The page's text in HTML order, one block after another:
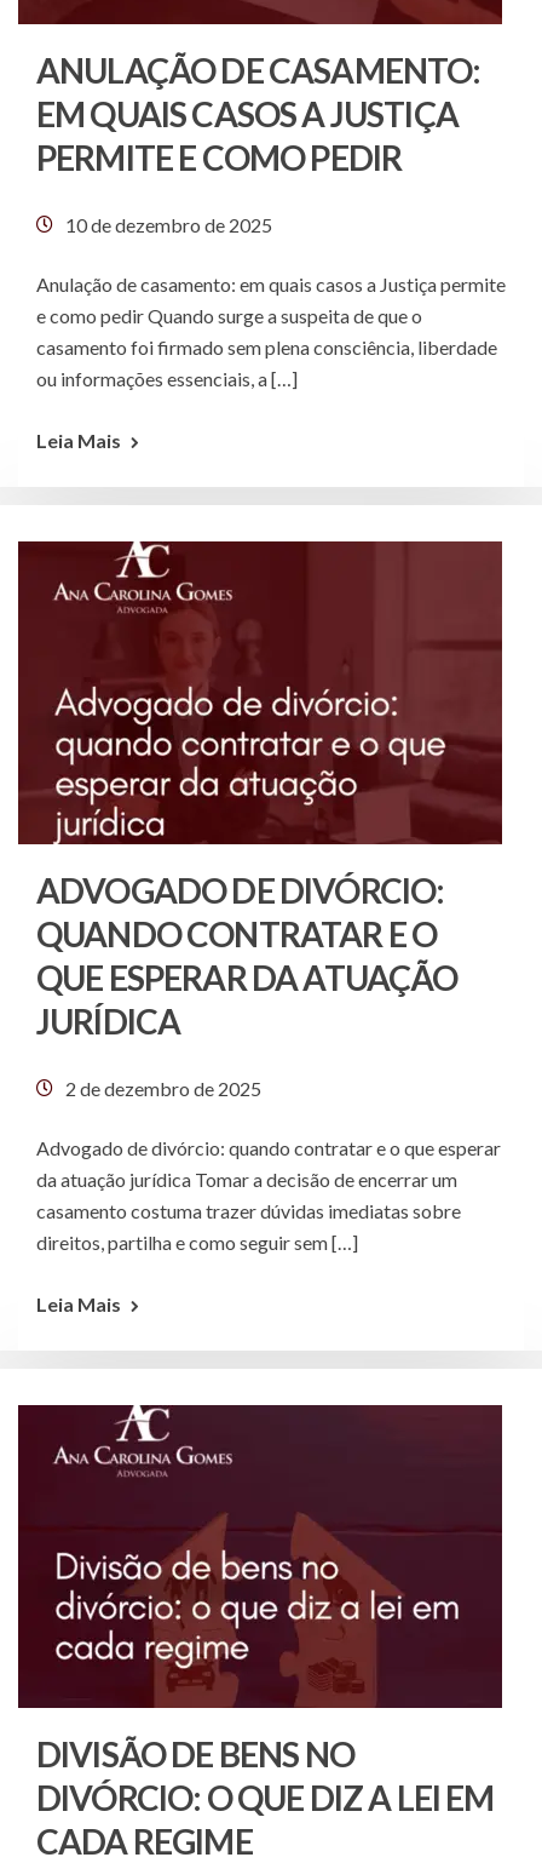
ANULAÇÃO DE CASAMENTO:
EM QUAIS CASOS A JUSTIÇA
PERMITE E COMO PEDIR
10 de dezembro de 2025
Anulação de casamento: em quais casos a Justiça permite
e como pedir Quando surge a suspeita de que o
casamento foi firmado sem plena consciência, liberdade
ou informações essenciais, a […]
Leia Mais
ADVOGADO DE DIVÓRCIO:
QUANDO CONTRATAR E O
QUE ESPERAR DA ATUAÇÃO
JURÍDICA
2 de dezembro de 2025
Advogado de divórcio: quando contratar e o que esperar
da atuação jurídica Tomar a decisão de encerrar um
casamento costuma trazer dúvidas imediatas sobre
direitos, partilha e como seguir sem […]
Leia Mais
DIVISÃO DE BENS NO
DIVÓRCIO: O QUE DIZ A LEI EM
CADA REGIME